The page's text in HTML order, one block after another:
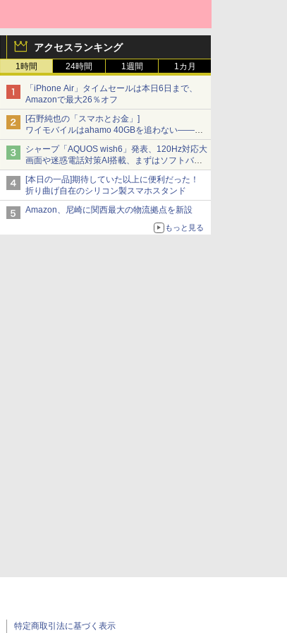
アクセスランキング
1時間 24時間 1週間 1カ月
「iPhone Air」タイムセールは本日6日まで、
Amazonで最大26％オフ
[石野純也の「スマホとお金」]
ワイモバイルはahamo 40GBを追わない――単
身向け「超おトク割」の安さと1年限定の注意
点
シャープ「AQUOS wish6」発表、120Hz対応大
画面や迷惑電話対策AI搭載、まずはソフトバン
クの法人向け
[本日の一品]期待していた以上に便利だった！
折り曲げ自在のシリコン製スマホスタンド
Amazon、尼崎に関西最大の物流拠点を新設
もっと見る
特定商取引法に基づく表示